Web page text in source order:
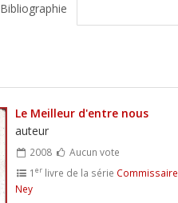
Bibliographie
Le Meilleur d'entre nous
auteur
2008
Aucun vote
1er livre de la série Commissaire
Ney